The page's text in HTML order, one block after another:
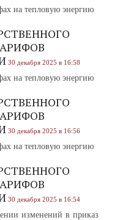
на тепловую энергию
30 декабря 2025 в 16:58
на тепловую энергию
30 декабря 2025 в 16:56
на тепловую энергию
30 декабря 2025 в 16:54
изменений в приказ